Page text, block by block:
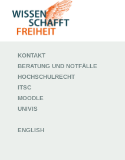
KONTAKT
BERATUNG UND NOTFÄLLE
HOCHSCHULRECHT
ITSC
MOODLE
UNIVIS
ENGLISH